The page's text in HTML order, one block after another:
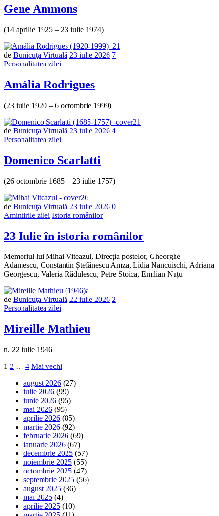
Gene Ammons
(14 aprilie 1925 – 23 iulie 1974)
de Bunicuţa Virtuală 23 iulie 2026 7
Personalitatea zilei
Amália Rodrigues
(23 iulie 1920 – 6 octombrie 1999)
de Bunicuţa Virtuală 23 iulie 2026 4
Personalitatea zilei
Domenico Scarlatti
(26 octombrie 1685 – 23 iulie 1757)
de Bunicuţa Virtuală 23 iulie 2026 Număr
0
Amintirile zilei Istoria românilor
23 Iulie în istoria românilor
Memoriul lui Mihai Viteazul, Direcția poștelor, Gheorghe
Adamescu, Constantin Ștefănescu Amza, Lidia Nancuischi, Adriana
Georgescu, Valeria Rădulescu, Petre Stoica, Emilian Nuțu
de Bunicuţa Virtuală 22 iulie 2026 2
Personalitatea zilei
Mireille Mathieu
n. 22 iulie 1946
Paginație
articole
Pagină
1 Pagină
2 … Pagină
4 Mai vechi
vechi
august 2026 (27)
iulie 2026 (99)
iunie 2026 (95)
mai 2026 (95)
aprilie 2026 (85)
martie 2026 (92)
februarie 2026 (69)
ianuarie 2026 (67)
decembrie 2025 (57)
noiembrie 2025 (55)
octombrie 2025 (47)
septembrie 2025 (56)
august 2025 (36)
mai 2025 (4)
aprilie 2025 (10)